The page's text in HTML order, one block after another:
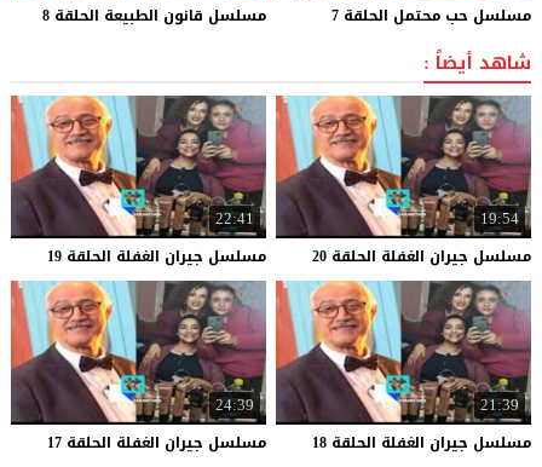
مسلسل حب محتمل الحلقة 7 مسلسل قانون الطبيعة الحلقة 8
شاهد أيضاً :
19:54
مسلسل جيران الغفلة الحلقة 20
22:41
مسلسل جيران الغفلة الحلقة 19
21:39
مسلسل جيران الغفلة الحلقة 18
24:39
مسلسل جيران الغفلة الحلقة 17